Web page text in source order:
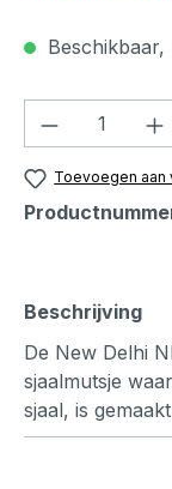
Beschikbaar,
Toevoegen aan
Beschrijving
De New Delhi
sjaalmutsje
sjaal, is